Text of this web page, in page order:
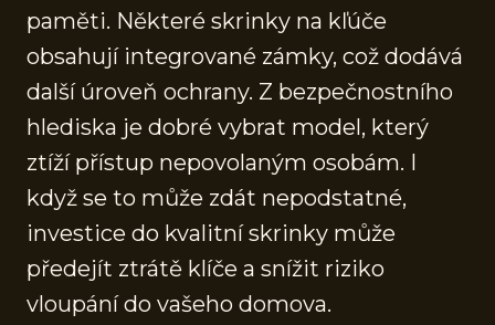
paměti. Některé skrinky na kľúče
obsahují integrované zámky, což dodává
další úroveň ochrany. Z bezpečnostního
hlediska je dobré vybrat model, který
ztíží přístup nepovolaným osobám. I
když se to může zdát nepodstatné,
investice do kvalitní skrinky může
předejít ztrátě klíče a snížit riziko
vloupání do vašeho domova.